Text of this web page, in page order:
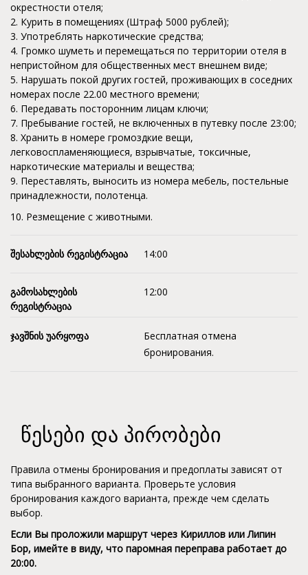
окрестности отеля;
2. Курить в помещениях (Штраф 5000 рублей);
3. Употреблять наркотические средства;
4. Громко шуметь и перемещаться по территории отеля в
непристойном для общественных мест внешнем виде;
5. Нарушать покой других гостей, проживающих в соседних
номерах после 22.00 местного времени;
6. Передавать посторонним лицам ключи;
7. Пребывание гостей, не включенных в путевку после 23:00;
8. Хранить в номере громоздкие вещи,
легковоспламеняющиеся, взрывчатые, токсичные,
наркотические материалы и вещества;
9. Переставлять, выносить из номера мебель, постельные
принадлежности, полотенца.
10. Резмещение с животными.
შესახლების რეგისტრაცია 14:00
გამოსახლების
რეგისტრაცია
12:00
ჯავშნის უარყოფა
Бесплатная отмена
бронирования.
წესები და პირობები
Правила отмены бронирования и предоплаты зависят от
типа выбранного варианта. Проверьте условия
бронирования каждого варианта, прежде чем сделать
выбор.
Если Вы проложили маршрут через Кириллов или Липин
Бор, имейте в виду, что паромная переправа работает до
20:00.